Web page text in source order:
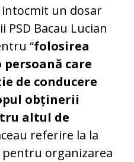
intocmit un dosar
Bacau Lucian
“folosirea
care
de conducere
obținerii
altul de
referire la la
organizarea